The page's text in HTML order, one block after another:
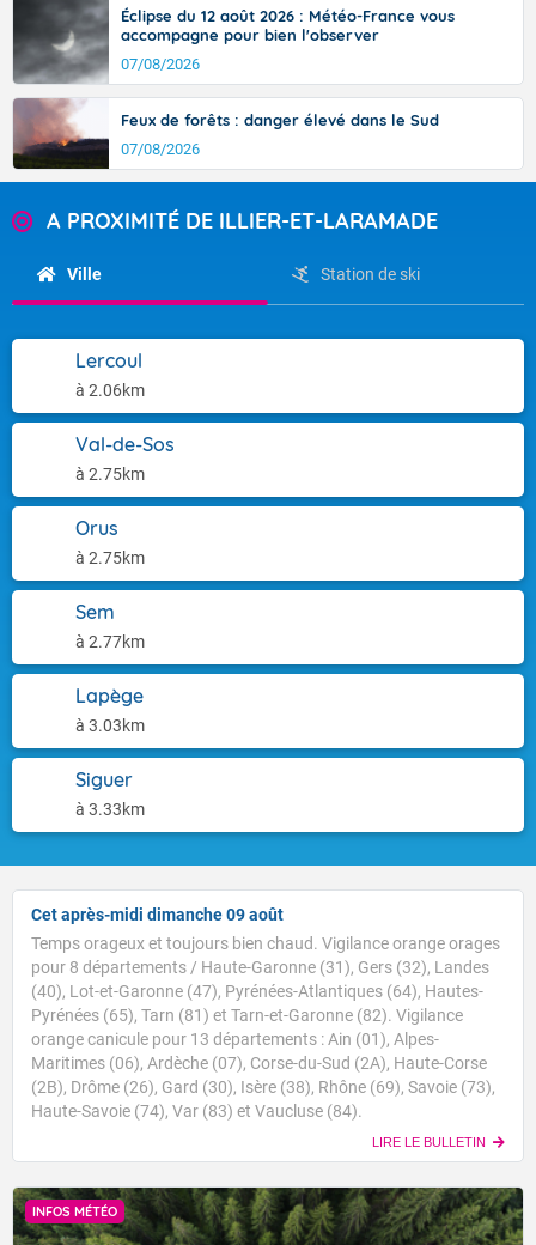
Éclipse du 12 août 2026 : Météo-France vous
accompagne pour bien l'observer
07/08/2026
Feux de forêts : danger élevé dans le Sud
07/08/2026
A PROXIMITÉ DE ILLIER-ET-LARAMADE
Ville Station de ski
Lercoul
à 2.06km
Val-de-Sos
à 2.75km
Orus
à 2.75km
Sem
à 2.77km
Lapège
à 3.03km
Siguer
à 3.33km
Cet après-midi dimanche 09 août
Temps orageux et toujours bien chaud. Vigilance orange orages
pour 8 départements / Haute-Garonne (31), Gers (32), Landes
(40), Lot-et-Garonne (47), Pyrénées-Atlantiques (64), Hautes-
Pyrénées (65), Tarn (81) et Tarn-et-Garonne (82). Vigilance
orange canicule pour 13 départements : Ain (01), Alpes-
Maritimes (06), Ardèche (07), Corse-du-Sud (2A), Haute-Corse
(2B), Drôme (26), Gard (30), Isère (38), Rhône (69), Savoie (73),
Haute-Savoie (74), Var (83) et Vaucluse (84).
LIRE LE BULLETIN
INFOS MÉTÉO